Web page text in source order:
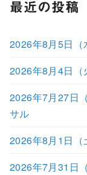
最近の投稿
2026年8月5日（
2026年8月4日（
2026年7月27日
サル
2026年8月1日（
2026年7月31日